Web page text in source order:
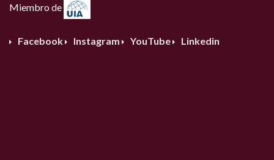
Miembro de
Facebook Instagram YouTube Linkedin